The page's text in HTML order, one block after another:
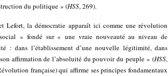
du politique » (HSS, 269).
Lefort, la démocratie apparaît ici comme une révolution
» fondé sur « une vraie nouveauté au niveau de
: dans l’établissement d’une nouvelle légitimité, dans
affirmation de l’absoluité du pouvoir du peuple » (HSS,
française) qui affirme ses principes fondamentaux